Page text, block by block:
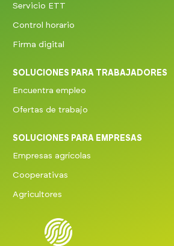
Servicio ETT
Control horario
Firma digital
SOLUCIONES PARA TRABAJADORES
Encuentra empleo
Ofertas de trabajo
SOLUCIONES PARA EMPRESAS
Empresas agrícolas
Cooperativas
Agricultores